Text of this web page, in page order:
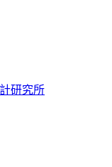
研究所